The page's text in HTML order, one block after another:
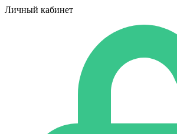
Личный кабинет